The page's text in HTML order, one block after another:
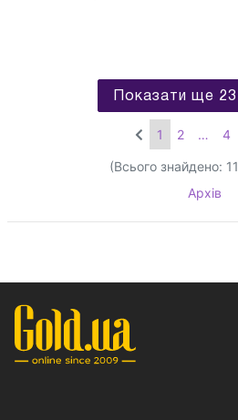
Показати ще
1 2 … 4
(Всього знайдено:
Архів